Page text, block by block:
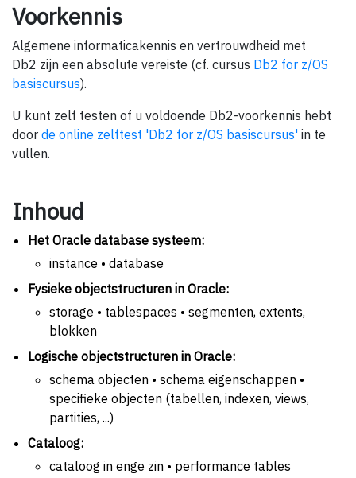
Voorkennis
Algemene informaticakennis en vertrouwdheid met
Db2 zijn een absolute vereiste (cf. cursus Db2 for z/OS
basiscursus).
U kunt zelf testen of u voldoende Db2-voorkennis hebt
door de online zelftest 'Db2 for z/OS basiscursus' in te
vullen.
Inhoud
Het Oracle database systeem:
instance • database
Fysieke objectstructuren in Oracle:
storage • tablespaces • segmenten, extents,
blokken
Logische objectstructuren in Oracle:
schema objecten • schema eigenschappen •
specifieke objecten (tabellen, indexen, views,
partities, ...)
Cataloog:
cataloog in enge zin • performance tables